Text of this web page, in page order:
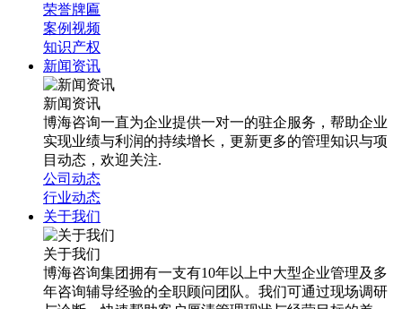
荣誉牌匾
案例视频
知识产权
新闻资讯
新闻资讯
博海咨询一直为企业提供一对一的驻企服务，帮助企业
实现业绩与利润的持续增长，更新更多的管理知识与项
目动态，欢迎关注.
公司动态
行业动态
关于我们
关于我们
博海咨询集团拥有一支有10年以上中大型企业管理及多
年咨询辅导经验的全职顾问团队。我们可通过现场调研